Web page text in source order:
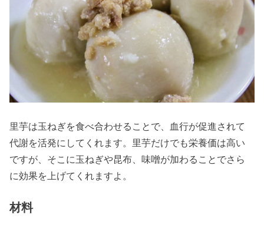
里芋は玉ねぎを食べ合わせることで、血行が促進されて
代謝を活発にしてくれます。里芋だけでも栄養価は高い
ですが、そこに玉ねぎや昆布、味噌が加わることでさら
に効果を上げてくれますよ。
材料